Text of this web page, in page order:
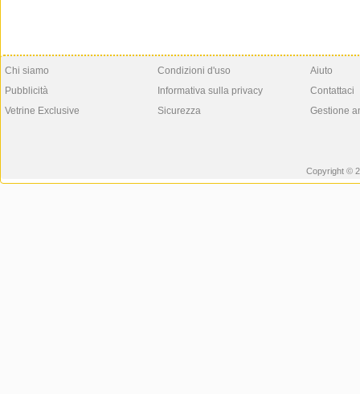
Chi siamo
Pubblicità
Vetrine Exclusive
Condizioni d'uso
Informativa sulla privacy
Sicurezza
Aiuto
Contattaci
Gestione
Copyright ©